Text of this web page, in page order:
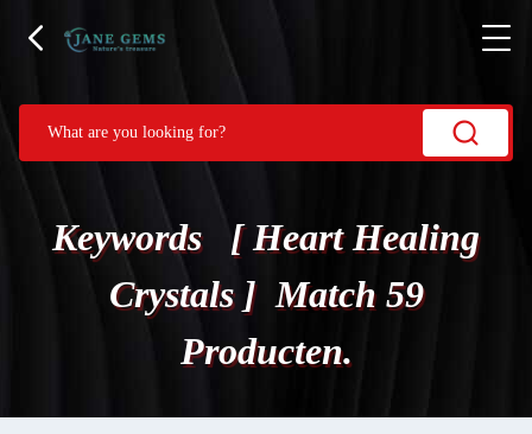
Keywords [ Heart Healing
Crystals ] Match 59
Producten.